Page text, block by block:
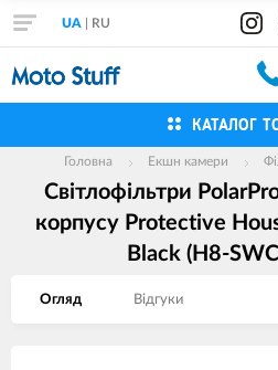
UA RU
КАТАЛОГ
Головна Екшн камери
Світлофільтри
корпусу Protective
Black (H8-
Огляд Вiдгуки